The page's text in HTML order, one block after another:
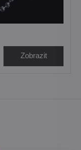
Zobrazit